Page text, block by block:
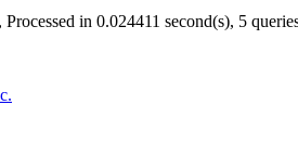
, Processed in 0.024411 second(s), 5